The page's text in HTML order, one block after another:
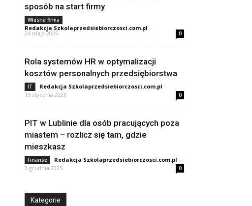
sposób na start firmy
Własna firma
Redakcja Szkolaprzedsiebiorczosci.com.pl -
24 maja 2026 0
Rola systemów HR w optymalizacji
kosztów personalnych przedsiębiorstwa
IT Redakcja Szkolaprzedsiebiorczosci.com.pl -
15 stycznia 2026
0
PIT w Lublinie dla osób pracujących poza
miastem – rozlicz się tam, gdzie
mieszkasz
Finanse Redakcja Szkolaprzedsiebiorczosci.com.pl -
3 grudnia 2025
0
Kategorie